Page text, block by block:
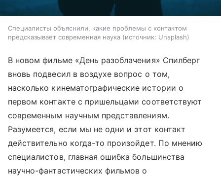
Специалисты объяснили, какие проблемы с контактом
предсказывает современная наука
источник: Unsplash
В новом фильме «День разоблачения» Спилберг
вновь подвесил в воздухе вопрос о том,
насколько кинематографические истории о
первом контакте с пришельцами соответствуют
современным научным представлениям.
Разумеется, если мы не одни и этот контакт
действительно когда-то произойдет. По мнению
специалистов, главная ошибка большинства
научно-фантастических фильмов о